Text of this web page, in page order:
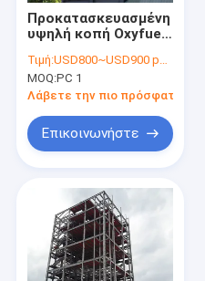
Προϊόντα
Περίπου εμείς
Προκατασκευασμένη
υψηλή κοπή Oxyfuel
μετάλλων πλαισίων
χάλυβα
προγράμματος
Τιμή:USD800~USD900 per ton
MOQ:PC 1
Λάβετε την πιο πρόσφατη τιμή
Επικοινωνήστε